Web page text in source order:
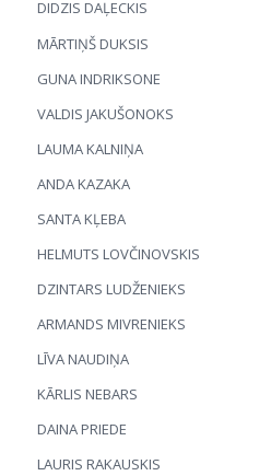
DIDZIS DAĻECKIS
MĀRTIŅŠ DUKSIS
GUNA INDRIKSONE
VALDIS JAKUŠONOKS
LAUMA KALNIŅA
ANDA KAZAKA
SANTA KĻEBA
HELMUTS LOVČINOVSKIS
DZINTARS LUDŽENIEKS
ARMANDS MIVRENIEKS
LĪVA NAUDIŅA
KĀRLIS NEBARS
DAINA PRIEDE
LAURIS RAKAUSKIS